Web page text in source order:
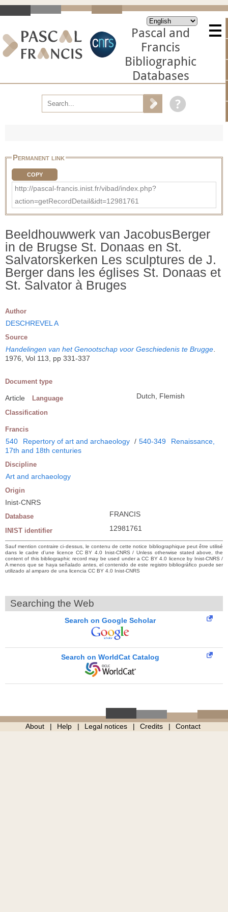
Pascal and
Francis
Bibliographic
Databases
Permanent link
COPY
http://pascal-francis.inist.fr/vibad/index.php?
action=getRecordDetail&idt=12981761
Beeldhouwwerk van JacobusBerger
in de Brugse St. Donaas en St.
Salvatorskerken Les sculptures de J.
Berger dans les églises St. Donaas et
St. Salvator à Bruges
Author
DESCHREVEL A
Source
Handelingen van het Genootschap voor Geschiedenis te Brugge
1976, Vol 113, pp 331-337
Document type
Article Language Dutch, Flemish
Classification
Francis
540 Repertory of art and archaeology / 540-349
Renaissance,
17th and 18th centuries
Discipline
Art and archaeology
Origin
Inist-CNRS
Database FRANCIS
INIST identifier 12981761
Sauf mention contraire ci-dessus, le contenu de cette notice bibliographique peut être utilisé
dans le cadre d’une licence CC BY 4.0 Inist-CNRS / Unless otherwise stated above, the
content of this bibliographic record may be used under a CC BY 4.0 licence by Inist-CNRS /
A menos que se haya señalado antes, el contenido de este registro bibliográfico puede ser
utilizado al amparo de una licencia CC BY 4.0 Inist-CNRS
Searching the Web
Search on Google Scholar
Search on WorldCat Catalog
About Help Legal notices Credits Contact